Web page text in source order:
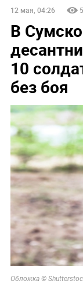
12 мая, 04:26
В
10
без боя
Обложка ©